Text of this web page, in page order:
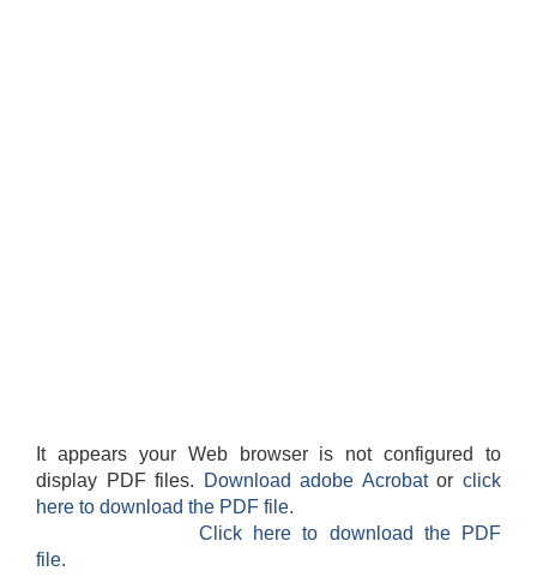
It appears your Web browser is not configured to
display PDF files.
Download adobe Acrobatorclick
here to download the PDF file.
Click here to download the PDF
file.